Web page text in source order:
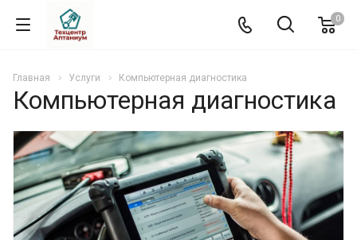
0
Главная Услуги Компьютерная диагностика
Компьютерная диагностика